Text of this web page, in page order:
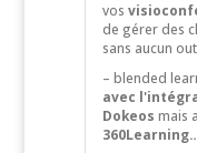
vos
de gérer des
sans aucun
– blended
avec
Dokeos mais